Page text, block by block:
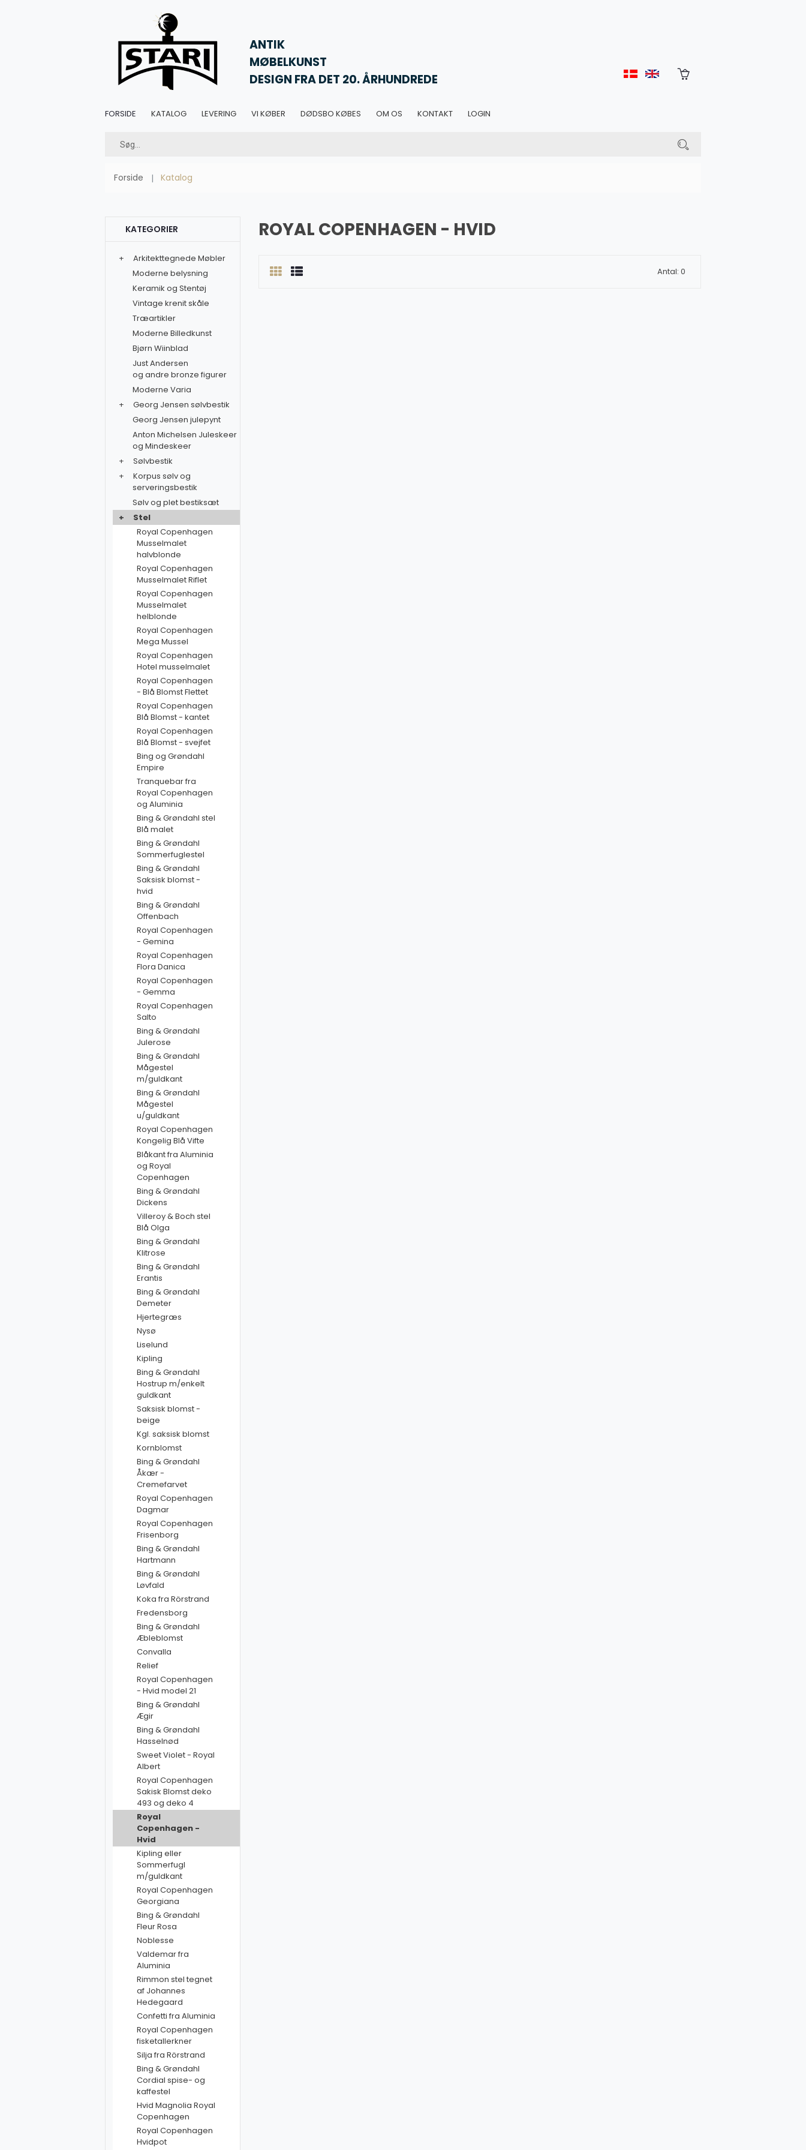
ANTIK
MØBELKUNST
DESIGN FRA DET 20. ÅRHUNDREDE
FORSIDE KATALOG LEVERING VI KØBER DØDSBO KØBES OM OS KONTAKT LOGIN
Forside Katalog
ROYAL COPENHAGEN - HVID
Antal: 0
KATEGORIER
+
Arkitekttegnede Møbler
Moderne belysning
Keramik og Stentøj
Vintage krenit skåle
Træartikler
Moderne Billedkunst
Bjørn Wiinblad
Just Andersen
og andre bronze figurer
Moderne Varia
+
Georg Jensen sølvbestik
Georg Jensen julepynt
Anton Michelsen Juleskeer
og Mindeskeer
+
Sølvbestik
+
Korpus sølv og
serveringsbestik
Sølv og plet bestiksæt
+
Stel
Royal Copenhagen
Musselmalet
halvblonde
Royal Copenhagen
Musselmalet Riflet
Royal Copenhagen
Musselmalet
helblonde
Royal Copenhagen
Mega Mussel
Royal Copenhagen
Hotel musselmalet
Royal Copenhagen
- Blå Blomst Flettet
Royal Copenhagen
Blå Blomst - kantet
Royal Copenhagen
Blå Blomst - svejfet
Bing og Grøndahl
Empire
Tranquebar fra
Royal Copenhagen
og Aluminia
Bing & Grøndahl stel
Blå malet
Bing & Grøndahl
Sommerfuglestel
Bing & Grøndahl
Saksisk blomst -
hvid
Bing & Grøndahl
Offenbach
Royal Copenhagen
- Gemina
Royal Copenhagen
Flora Danica
Royal Copenhagen
- Gemma
Royal Copenhagen
Salto
Bing & Grøndahl
Julerose
Bing & Grøndahl
Mågestel
m/guldkant
Bing & Grøndahl
Mågestel
u/guldkant
Royal Copenhagen
Kongelig Blå Vifte
Blåkant fra Aluminia
og Royal
Copenhagen
Bing & Grøndahl
Dickens
Villeroy & Boch stel
Blå Olga
Bing & Grøndahl
Klitrose
Bing & Grøndahl
Erantis
Bing & Grøndahl
Demeter
Hjertegræs
Nysø
Liselund
Kipling
Bing & Grøndahl
Hostrup m/enkelt
guldkant
Saksisk blomst -
beige
Kgl. saksisk blomst
Kornblomst
Bing & Grøndahl
Åkær -
Cremefarvet
Royal Copenhagen
Dagmar
Royal Copenhagen
Frisenborg
Bing & Grøndahl
Hartmann
Bing & Grøndahl
Løvfald
Koka fra Rörstrand
Fredensborg
Bing & Grøndahl
Æbleblomst
Convalla
Relief
Royal Copenhagen
- Hvid model 21
Bing & Grøndahl
Ægir
Bing & Grøndahl
Hasselnød
Sweet Violet - Royal
Albert
Royal Copenhagen
Sakisk Blomst deko
493 og deko 4
Royal
Copenhagen -
Hvid
Kipling eller
Sommerfugl
m/guldkant
Royal Copenhagen
Georgiana
Bing & Grøndahl
Fleur Rosa
Noblesse
Valdemar fra
Aluminia
Rimmon stel tegnet
af Johannes
Hedegaard
Confetti fra Aluminia
Royal Copenhagen
fisketallerkner
Silja fra Rörstrand
Bing & Grøndahl
Cordial spise- og
kaffestel
Hvid Magnolia Royal
Copenhagen
Royal Copenhagen
Hvidpot